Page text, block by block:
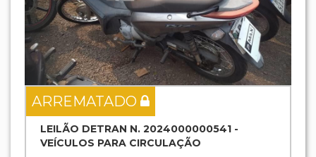
ARREMATADO
LEILÃO DETRAN N. 2024000000541 -
VEÍCULOS PARA CIRCULAÇÃO